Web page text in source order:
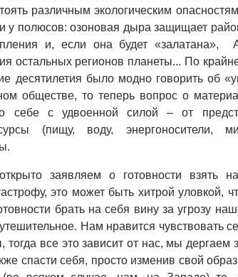
различным экологическим
у полюсов: озоновая дыра защищает
и, если она будет «залатана»,
остальных регионов планеты... По
десятилетия было модно говорить об
обществе, то теперь вопрос о
себе с удвоенной силой – от
(пищу, воду, энергоносители,
заявляем о готовности взять на
это может быть хитрой уловкой,
брать на себя вину за угрозу
Нам нравится чувствовать
все это зависит от нас, мы дергаем
спасти себя, просто изменив свой